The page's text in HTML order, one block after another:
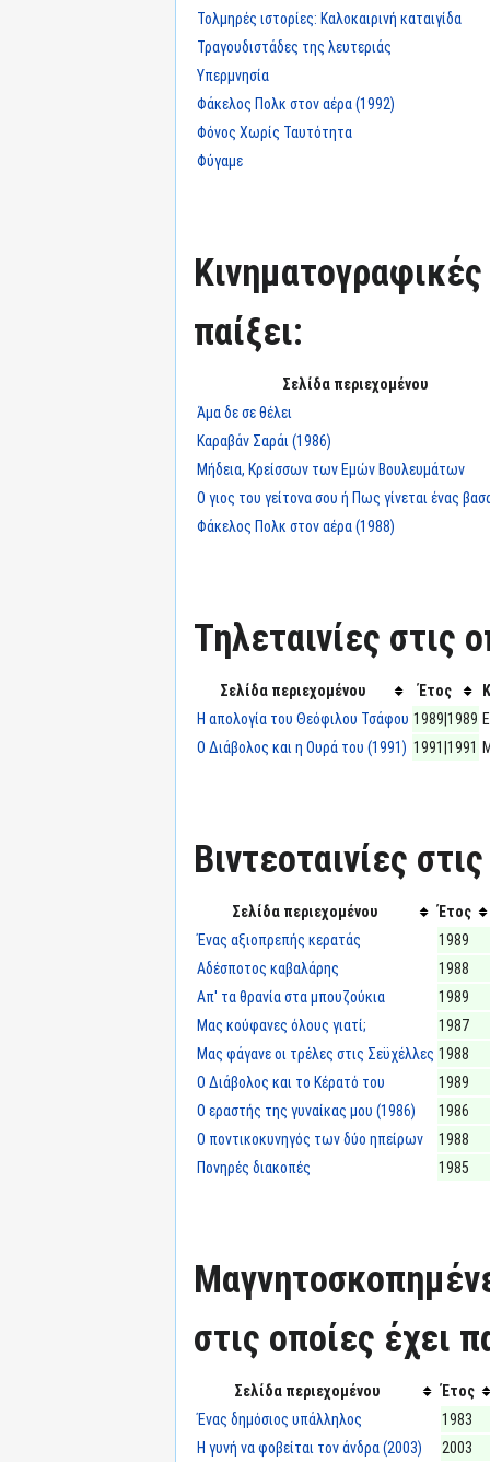
Τολμηρές ιστορίες: Καλοκαιρινή καταιγίδα
Τραγουδιστάδες της λευτεριάς
Υπερμνησία
Φάκελος Πολκ στον αέρα (1992)
Φόνος Χωρίς Ταυτότητα
Φύγαμε
Κινηματογραφικές
παίξει:
Σελίδα περιεχομένου
Άμα δε σε θέλει
Καραβάν Σαράι (1986)
Μήδεια, Κρείσσων των Εμών Βουλευμάτων
Ο γιος του γείτονα σου ή Πως γίνεται ένας
Φάκελος Πολκ στον αέρα (1988)
Τηλεταινίες στις
Σελίδα περιεχομένου Έτος
Η απολογία του Θεόφιλου Τσάφου 1989|1989
Ο Διάβολος και η Ουρά του (1991) 1991|1991
Βιντεοταινίες
Σελίδα περιεχομένου
Έτος
Ένας αξιοπρεπής κερατάς
1989
Αδέσποτος καβαλάρης
1988
Απ' τα θρανία στα μπουζούκια
1989
Μας κούφανες όλους γιατί;
1987
Μας φάγανε οι τρέλες στις Σεϋχέλλες 1988
Ο Διάβολος και το Κέρατό του
1989
Ο εραστής της γυναίκας μου (1986)
1986
Ο ποντικοκυνηγός των δύο ηπείρων
1988
Πονηρές διακοπές
1985
στις οποίες έχει
Σελίδα περιεχομένου
Έτος
Ένας δημόσιος υπάλληλος
1983
Η γυνή να φοβείται τον άνδρα (2003)
2003